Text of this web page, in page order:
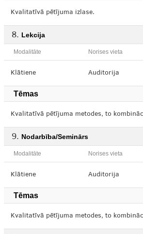
Kvalitatīvā pētījuma izlase.
Lekcija
Modalitāte Norises vieta
Klātiene Auditorija
Tēmas
Kvalitatīvā pētījuma metodes, to
Nodarbība/Seminārs
Modalitāte Norises vieta
Klātiene Auditorija
Tēmas
Kvalitatīvā pētījuma metodes, to